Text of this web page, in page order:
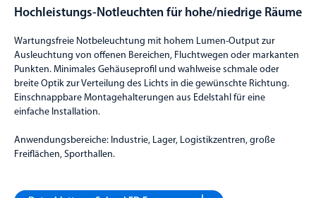
Hochleistungs-Notleuchten für hohe/niedrige Räume
Wartungsfreie Notbeleuchtung mit hohem Lumen-Output zur
Ausleuchtung von offenen Bereichen, Fluchtwegen oder markanten
Punkten. Minimales Gehäuseprofil und wahlweise schmale oder
breite Optik zur Verteilung des Lichts in die gewünschte Richtung.
Einschnappbare Montagehalterungen aus Edelstahl für eine
einfache Installation.
Anwendungsbereiche: Industrie, Lager, Logistikzentren, große
Freiflächen, Sporthallen.